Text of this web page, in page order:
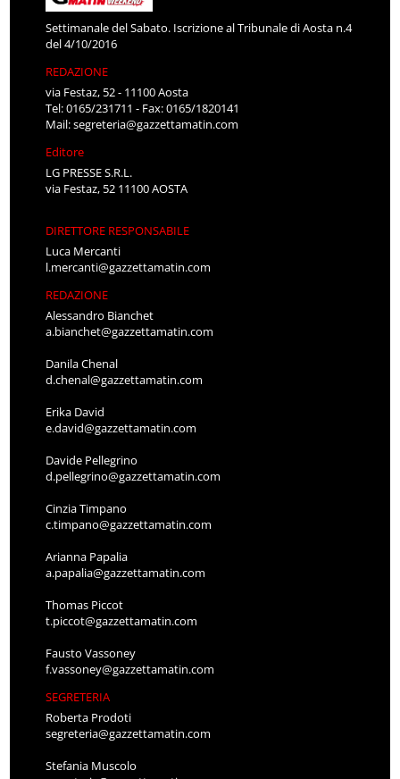
Settimanale del Sabato. Iscrizione al Tribunale di Aosta n.4
del 4/10/2016
REDAZIONE
via Festaz, 52 - 11100 Aosta
Tel: 0165/231711 - Fax: 0165/1820141
Mail:segreteria@gazzettamatin.com
Editore
LG PRESSE S.R.L.
via Festaz, 52 11100 AOSTA
DIRETTORE RESPONSABILE
Luca Mercanti
l.mercanti@gazzettamatin.com
REDAZIONE
Alessandro Bianchet
a.bianchet@gazzettamatin.com
Danila Chenal
d.chenal@gazzettamatin.com
Erika David
e.david@gazzettamatin.com
Davide Pellegrino
d.pellegrino@gazzettamatin.com
Cinzia Timpano
c.timpano@gazzettamatin.com
Arianna Papalia
a.papalia@gazzettamatin.com
Thomas Piccot
t.piccot@gazzettamatin.com
Fausto Vassoney
f.vassoney@gazzettamatin.com
SEGRETERIA
Roberta Prodoti
segreteria@gazzettamatin.com
Stefania Muscolo